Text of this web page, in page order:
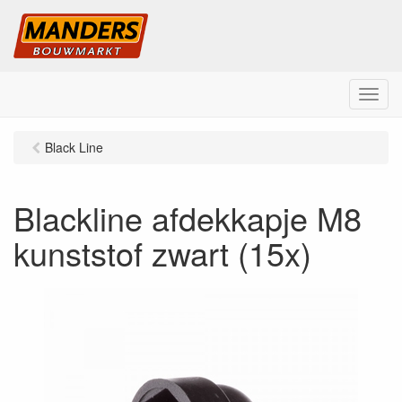
M
e
Black Line
Blackline afdekkapje M8
kunststof zwart (15x)